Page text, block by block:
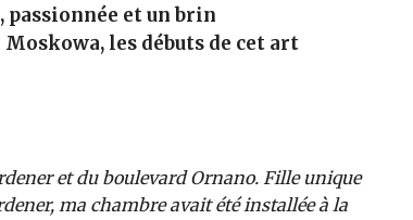
passionnée et un brin
les débuts de cet art
et du boulevard Ornano. Fille unique
ma chambre avait été installée à la